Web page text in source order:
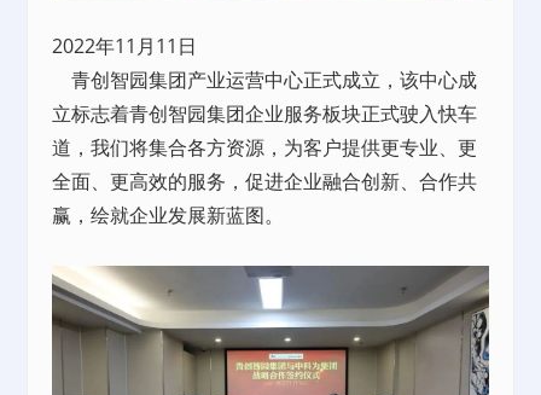
2022年11月11日
青创智园集团产业运营中心正式成立，该中心成
立标志着青创智园集团企业服务板块正式驶入快车
道，我们将集合各方资源，为客户提供更专业、更
全面、更高效的服务，促进企业融合创新、合作共
赢，绘就企业发展新蓝图。